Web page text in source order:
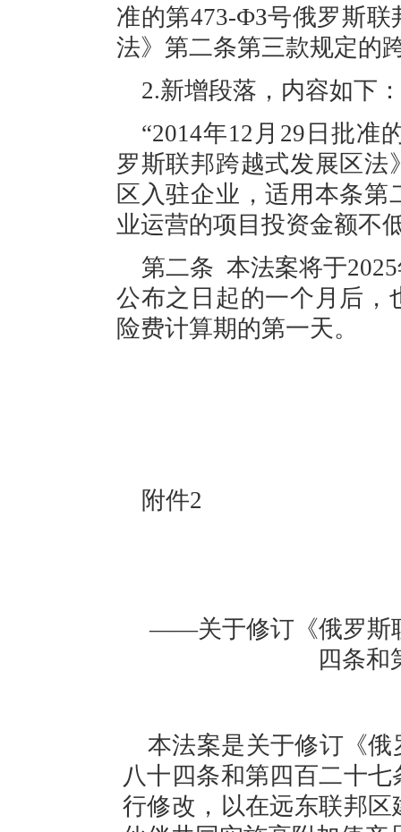
准的第473-ФЗ号俄罗斯联
法》第二条第三款规定的
2.新增段落，内容如下：
“2014年12月29日批准
罗斯联邦跨越式发展区
区入驻企业，适用本条
业运营的项目投资金额不
第二条 本法案将于
公布之日起的一个月后，
险费计算期的第一天。
附件2
——关于修订《俄罗斯
四条和
本法案是关于修订《
八十四条和第 四百二十七
行修改，以在远东联邦